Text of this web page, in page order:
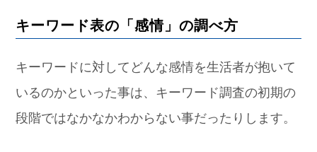
キーワード表の「感情」の調べ方
キーワードに対してどんな感情を生活者が抱いて
いるのかといった事は、キーワード調査の初期の
段階ではなかなかわからない事だったりします。